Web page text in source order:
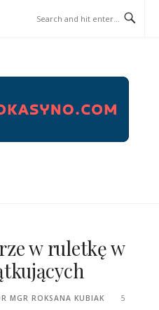
w ruletkę w
MGR ROKSANA KUBIAK
5